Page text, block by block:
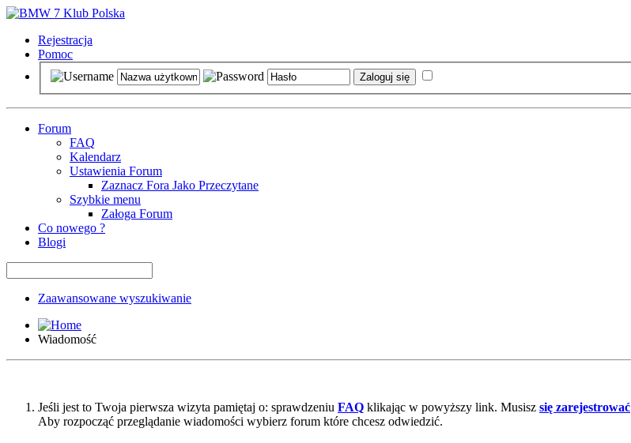
Rejestracja
Pomoc
Forum
FAQ
Kalendarz
Ustawienia Forum
Zaznacz Fora Jako Przeczytane
Szybkie menu
Załoga Forum
Co nowego ?
Blogi
Zaawansowane wyszukiwanie
Wiadomość
Jeśli jest to Twoja pierwsza wizyta pamiętaj o: sprawdzeniu FAQ klikając w powyższy link. Musisz się zarejestrować
Aby rozpocząć przeglądanie wiadomości wybierz forum które chcesz odwiedzić.